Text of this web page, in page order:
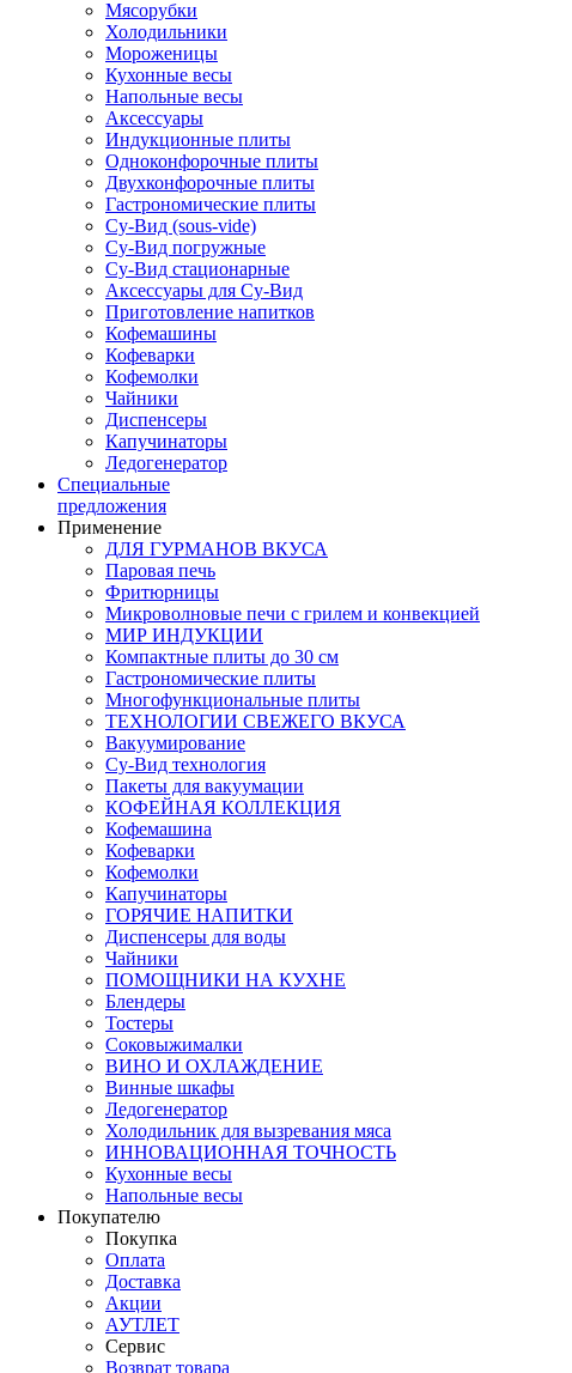
Мясорубки
Холодильники
Мороженицы
Кухонные весы
Напольные весы
Аксессуары
Индукционные плиты
Одноконфорочные плиты
Двухконфорочные плиты
Гастрономические плиты
Су-Вид (sous-vide)
Су-Вид погружные
Су-Вид стационарные
Аксессуары для Су-Вид
Приготовление напитков
Кофемашины
Кофеварки
Кофемолки
Чайники
Диспенсеры
Капучинаторы
Ледогенератор
Специальные
предложения
Применение
ДЛЯ ГУРМАНОВ ВКУСА
Паровая печь
Фритюрницы
Микроволновые печи с грилем и конвекцией
МИР ИНДУКЦИИ
Компактные плиты до 30 см
Гастрономические плиты
Многофункциональные плиты
ТЕХНОЛОГИИ СВЕЖЕГО ВКУСА
Вакуумирование
Су-Вид технология
Пакеты для вакуумации
КОФЕЙНАЯ КОЛЛЕКЦИЯ
Кофемашина
Кофеварки
Кофемолки
Капучинаторы
ГОРЯЧИЕ НАПИТКИ
Диспенсеры для воды
Чайники
ПОМОЩНИКИ НА КУХНЕ
Блендеры
Тостеры
Соковыжималки
ВИНО И ОХЛАЖДЕНИЕ
Винные шкафы
Ледогенератор
Холодильник для вызревания мяса
ИННОВАЦИОННАЯ ТОЧНОСТЬ
Кухонные весы
Напольные весы
Покупателю
Покупка
Оплата
Доставка
Акции
АУТЛЕТ
Сервис
Возврат товара